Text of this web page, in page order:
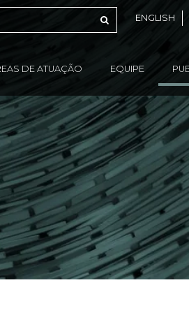
ENGLISH
DE ATUAÇÃO EQUIPE